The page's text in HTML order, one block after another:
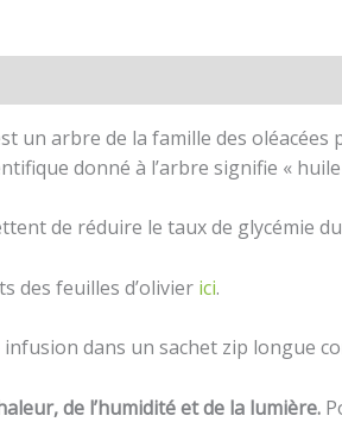
un arbre de la famille des
donné à l’arbre signifie «
de réduire le taux de glycémie
des feuilles d’olivier ici.
dans un sachet zip longue
de l’humidité et de la lumière.